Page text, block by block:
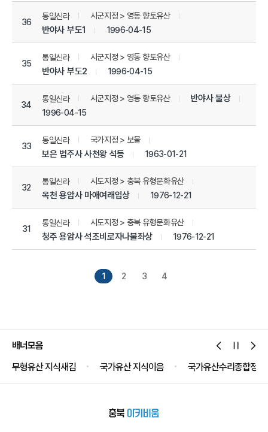
36
통일신라 시군지정 > 영동 향토유산
반야사 부도1 1996-04-15
35
통일신라 시군지정 > 영동 향토유산
반야사 부도2 1996-04-15
34
통일신라 시군지정 > 영동 향토유산 반야사 불상
1996-04-15
33
통일신라 국가지정 > 보물
보은 법주사 사천왕 석등 1963-01-21
32
통일신라 시도지정 > 충북 유형문화유산
옥천 용암사 마애여래입상 1976-12-21
31
통일신라 시도지정 > 충북 유형문화유산
청주 용암사 석조비로자나불좌상 1976-12-21
1 2 3 4
배너모음
무형유산 지식새김
국가유산 지식이음 국가유산수리종합정보